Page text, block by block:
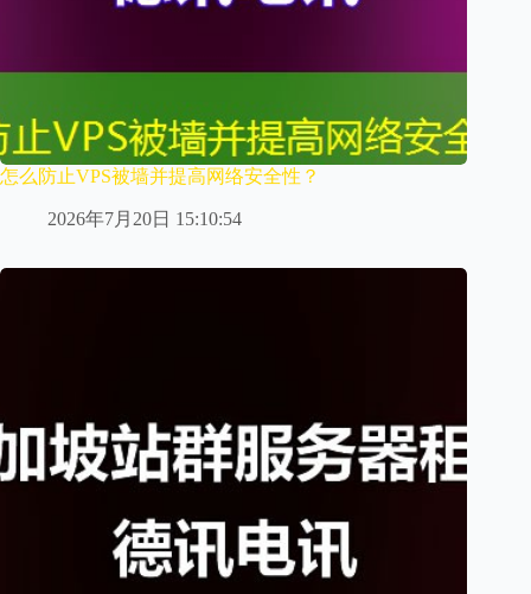
怎么防止VPS被墙并提高网络安全性？
2026年7月20日 15:10:54